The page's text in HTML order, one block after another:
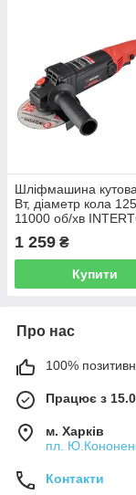
Шліфмашина
Вт, діаметр кола
11000 об/хв
WT-0231
1 259 ₴
Купити
Про нас
100%
Працює з
м. Харків
пл.
Контакти